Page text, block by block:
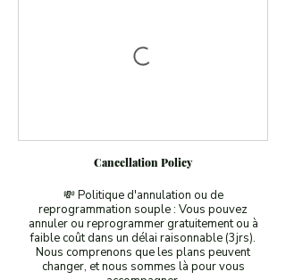
Cancellation Policy
💸 Politique d'annulation ou de
reprogrammation souple : Vous pouvez
annuler ou reprogrammer gratuitement ou à
faible coût dans un délai raisonnable (3jrs).
Nous comprenons que les plans peuvent
changer, et nous sommes là pour vous